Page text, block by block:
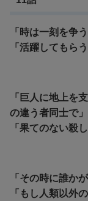
「時は一刻を争う
「活躍してもら
「巨人に地上を
の違う者同士で」
「果てのない殺
「その時に誰か
「もし人類以外